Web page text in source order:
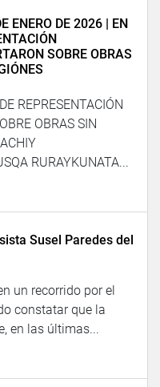
ENERO DE 2026 | EN
SOBRE OBRAS
REPRESENTACIÓN
OBRAS SIN
RURAYKUNATA...
Susel Paredes del
un recorrido por el
constatar que la
en las últimas...